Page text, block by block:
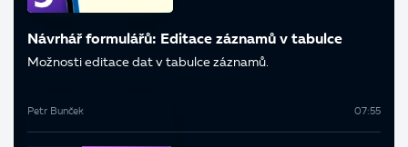
Návrhář formulářů: Editace záznamů v tabulce
Možnosti editace dat v tabulce záznamů.
Petr Bunček 07:55